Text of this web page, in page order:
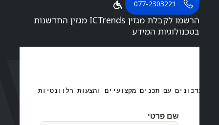
077-2303221
הרשמו לקבלת מגזין ICTrends מגזין החדשנות
בטכנולוגיות המידע